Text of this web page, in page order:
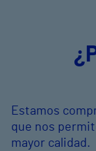
Estamos
que nos
mayor calidad.